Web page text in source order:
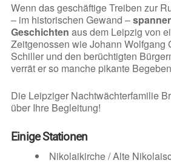
Wenn das geschäftige Treiben zur
– im historischen Gewand –
Geschichten aus dem Leipzig von
Zeitgenossen wie Johann Wolfgang
Schiller und den berüchtigten
verrät er so manche pikante
Die Leipziger Nachtwächterfamilie
über Ihre Begleitung!
Einige Stationen
Nikolaikirche / Alte